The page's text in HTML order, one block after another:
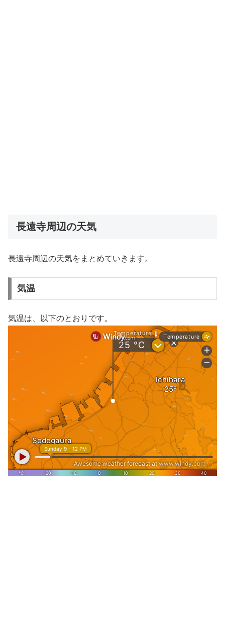
長遠寺周辺の天気
長遠寺周辺の天気をまとめていきます。
気温
気温は、以下のとおりです。